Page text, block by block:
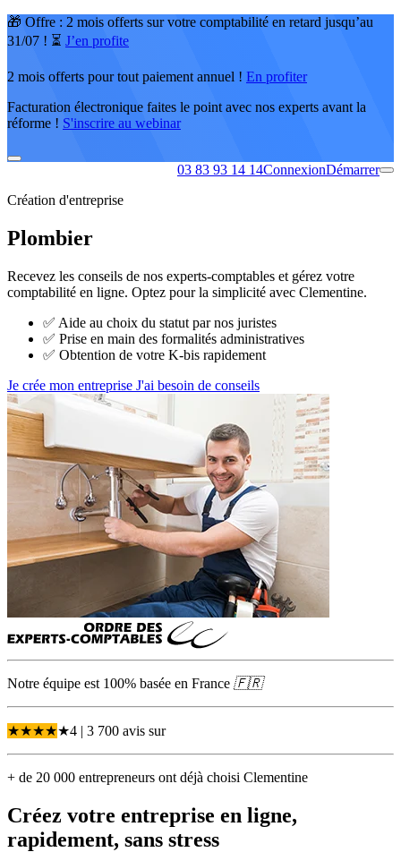
🎁 Offre : 2 mois offerts sur votre comptabilité en retard jusqu’au
31/07 ! ⏳ J’en profite
2 mois offerts pour tout paiement annuel ! En profiter
Facturation électronique faites le point avec nos experts avant la
réforme ! S'inscrire au webinar
03 83 93 14 14ConnexionDémarrer
Création d'entreprise
Plombier
Recevez les conseils de nos experts-comptables et gérez votre
comptabilité en ligne. Optez pour la simplicité avec Clementine.
✅ Aide au choix du statut par nos juristes
✅ Prise en main des formalités administratives
✅ Obtention de votre K-bis rapidement
Je crée mon entreprise J'ai besoin de conseils
Notre équipe est 100% basée en France 🇫🇷
★★★★★4 | 3 700 avis sur
+ de 20 000 entrepreneurs ont déjà choisi Clementine
Créez votre entreprise en ligne,
rapidement, sans stress